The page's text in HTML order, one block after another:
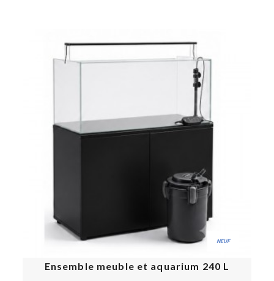
NEUF
Ensemble meuble et aquarium 240 L